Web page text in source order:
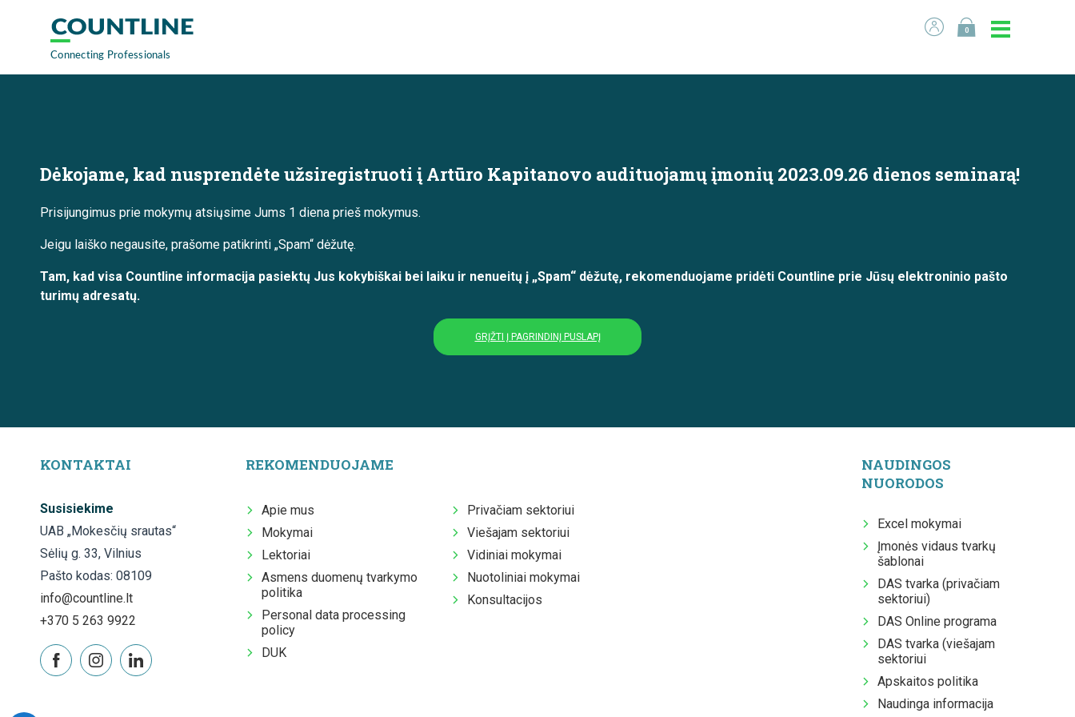
0
Dėkojame, kad nusprendėte užsiregistruoti į Artūro Kapitanovo audituojamų įmonių 2023.09.26 dienos seminarą!
Prisijungimus prie mokymų atsiųsime Jums 1 diena prieš mokymus.
Jeigu laiško negausite, prašome patikrinti „Spam“ dėžutę.
Tam, kad visa Countline informacija pasiektų Jus kokybiškai bei laiku ir nenueitų į „Spam“ dėžutę, rekomenduojame pridėti Countline prie Jūsų elektroninio pašto
turimų adresatų.
GRĮŽTI Į PAGRINDINĮ PUSLAPĮ
KONTAKTAI
Susisiekime
UAB „Mokesčių srautas“
Sėlių g. 33, Vilnius
Pašto kodas: 08109
info@countline.lt
+370 5 263 9922
REKOMENDUOJAME
Apie mus
Mokymai
Lektoriai
Asmens duomenų tvarkymo
politika
Personal data processing
policy
DUK
Privačiam sektoriui
Viešajam sektoriui
Vidiniai mokymai
Nuotoliniai mokymai
Konsultacijos
NAUDINGOS
NUORODOS
Excel mokymai
Įmonės vidaus tvarkų
šablonai
DAS tvarka (privačiam
sektoriui)
DAS Online programa
DAS tvarka (viešajam
sektoriui
Apskaitos politika
Naudinga informacija